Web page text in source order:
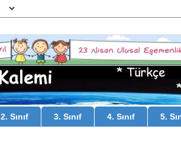
2. Sınıf 3. Sınıf 4. Sınıf 5.